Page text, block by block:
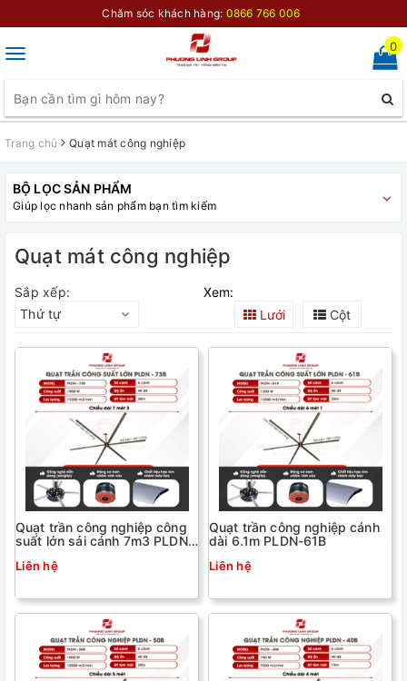
Chăm sóc khách hàng: 0866 766 006
Toggle
0
Trang chủ Quạt mát công nghiệp
BỘ LỌC SẢN PHẨM
Giúp lọc nhanh sản phẩm bạn tìm kiếm
Quạt mát công nghiệp
Sắp xếp:
Thứ tự
Xem:
Lưới
Cột
Quạt trần công nghiệp công
suất lớn sải cánh 7m3 PLDN-
Liên hệ
Quạt trần công nghiệp cánh
dài 6.1m PLDN-61B
Liên hệ